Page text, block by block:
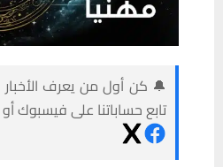
🔔 كن أول من يعرف الأخبار
تابع حساباتنا على فيسبوك